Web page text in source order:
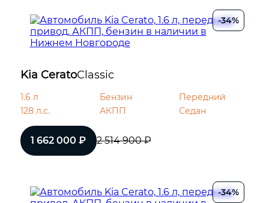
-34%
Kia CeratoClassic
1.6 л Бензин
Передний
128 л.с.
АКПП Седан
1 662 000 ₽ 2 514 900 ₽
-34%